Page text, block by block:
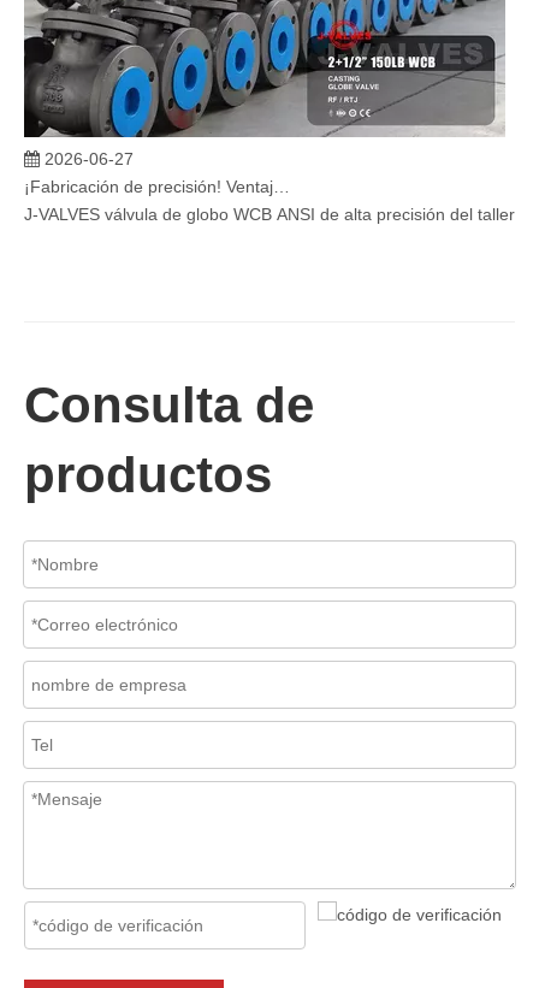
J-VALVES válvula de globo WCB ANSI de alta precisión del
2026-06-26
Guía de selección de válvulas de retención oscilantes Clase 150 de 18'~30' | Solución técnica de acero al carbono WCB de J-VALVES
Consulta de
productos